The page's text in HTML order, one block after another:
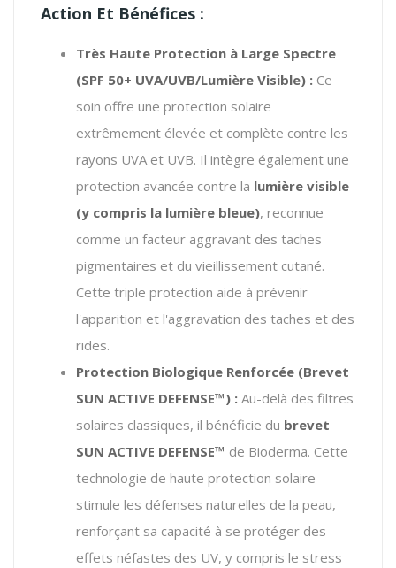
Action Et Bénéfices :
Très Haute Protection à Large Spectre
(SPF 50+ UVA/UVB/Lumière Visible) : Ce
soin offre une protection solaire
extrêmement élevée et complète contre les
rayons UVA et UVB. Il intègre également une
protection avancée contre la lumière visible
(y compris la lumière bleue), reconnue
comme un facteur aggravant des taches
pigmentaires et du vieillissement cutané.
Cette triple protection aide à prévenir
l'apparition et l'aggravation des taches et des
rides.
Protection Biologique Renforcée (Brevet
SUN ACTIVE DEFENSE™) : Au-delà des filtres
solaires classiques, il bénéficie du brevet
SUN ACTIVE DEFENSE™ de Bioderma. Cette
technologie de haute protection solaire
stimule les défenses naturelles de la peau,
renforçant sa capacité à se protéger des
effets néfastes des UV, y compris le stress